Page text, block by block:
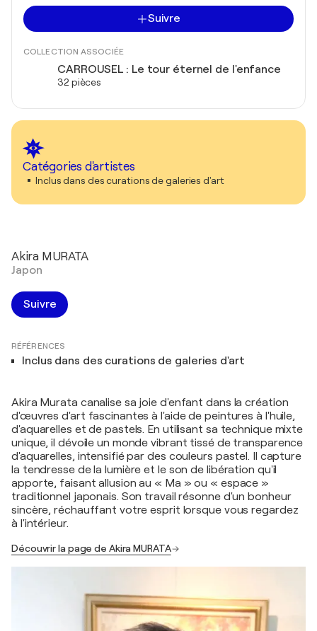
Suivre
COLLECTION ASSOCIÉE
CARROUSEL : Le tour éternel de l'enfance
32 pièces
Catégories d'artistes
Inclus dans des curations de galeries d'art
Akira MURATA
Japon
Suivre
RÉFÉRENCES
Inclus dans des curations de galeries d'art
Akira Murata canalise sa joie d'enfant dans la création
d'œuvres d'art fascinantes à l'aide de peintures à l'huile,
d'aquarelles et de pastels. En utilisant sa technique mixte
unique, il dévoile un monde vibrant tissé de transparence
d'aquarelles, intensifié par des couleurs pastel. Il capture
la tendresse de la lumière et le son de libération qu'il
apporte, faisant allusion au « Ma » ou « espace »
traditionnel japonais. Son travail résonne d'un bonheur
sincère, réchauffant votre esprit lorsque vous regardez
à l'intérieur.
Découvrir la page de Akira MURATA